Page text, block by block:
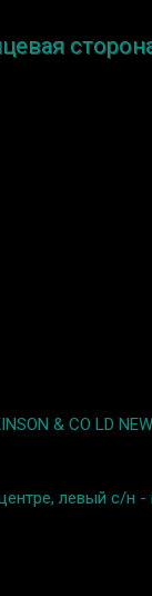
& CO LD
левый с/